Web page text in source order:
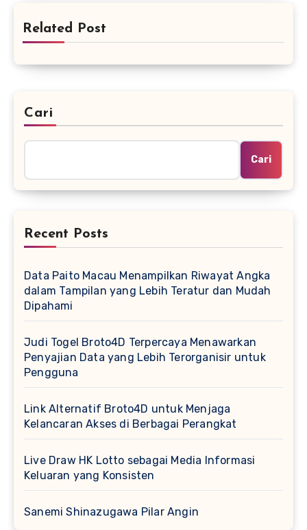
Related Post
Cari
Cari
Recent Posts
Data Paito Macau Menampilkan Riwayat Angka
dalam Tampilan yang Lebih Teratur dan Mudah
Dipahami
Judi Togel Broto4D Terpercaya Menawarkan
Penyajian Data yang Lebih Terorganisir untuk
Pengguna
Link Alternatif Broto4D untuk Menjaga
Kelancaran Akses di Berbagai Perangkat
Live Draw HK Lotto sebagai Media Informasi
Keluaran yang Konsisten
Sanemi Shinazugawa Pilar Angin